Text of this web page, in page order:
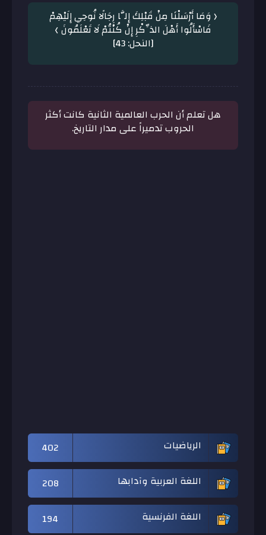
﴿ وَمَا أَرْسَلْنَا مِنْ قَبْلِكَ إِلَّا رِجَالًا نُوحِي إِلَيْهِمْ
فَاسْأَلُوا أَهْلَ الذِّكْرِ إِنْ كُنْتُمْ لَا تَعْلَمُونَ ﴾
[النحل: 43]
هل تعلم أن الحرب العالمية الثانية كانت أكثر
الحروب تدميراً على مدار التاريخ.
الرياضيات
402
اللغة العربية وآدابها
208
اللغة الفرنسية
194